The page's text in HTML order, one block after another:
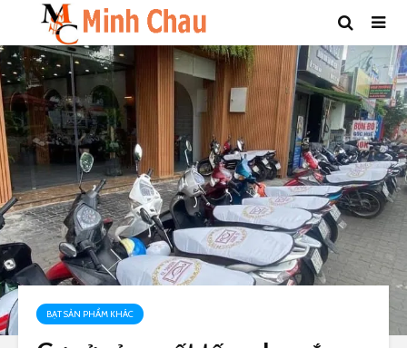
BẠT SẢN PHẨM KHÁC